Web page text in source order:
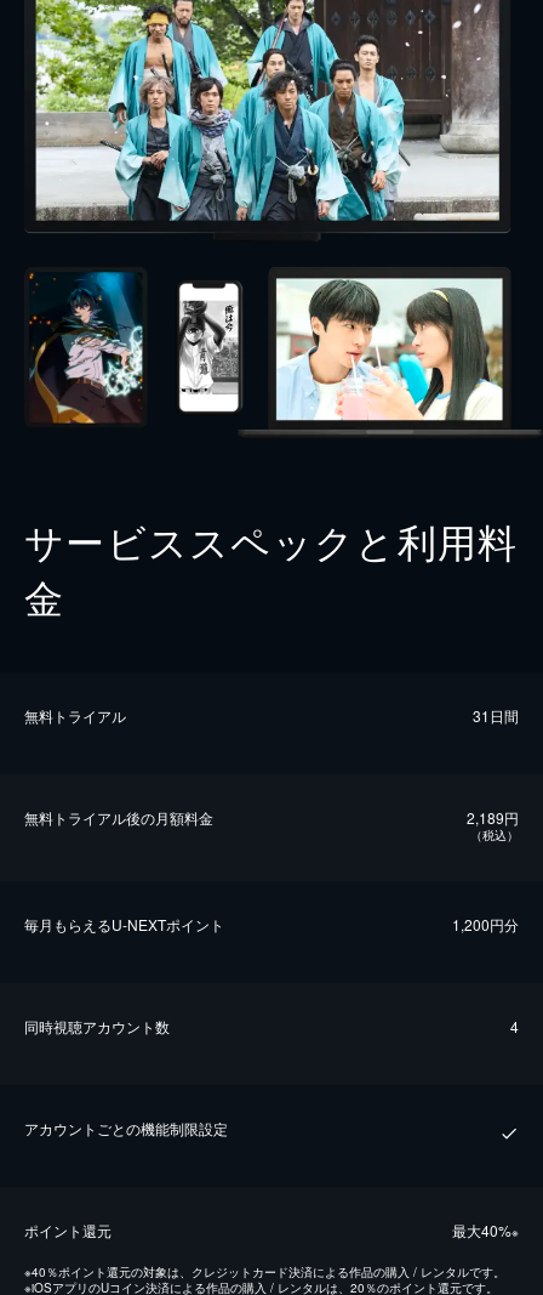
サービススペックと利用料
金
無料トライアル 31日間
無料トライアル後の⽉額料金 2,189円
（税込）
毎⽉もらえるU-NEXTポイント 1,200円分
同時視聴アカウント数 4
アカウントごとの機能制限設定
ポイント還元 最⼤40%※
※40％ポイント還元の対象は、クレジットカード決済による作品の購入 / レンタルです。
※iOSアプリのUコイン決済による作品の購入 / レンタルは、20％のポイント還元です。